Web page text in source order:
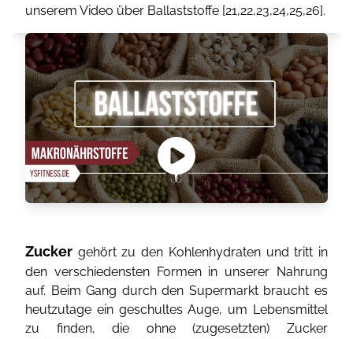
unserem Video über Ballaststoffe [21,22,23,24,25,26].
Zucker gehört zu den Kohlenhydraten und tritt in
den verschiedensten Formen in unserer Nahrung
auf. Beim Gang durch den Supermarkt braucht es
heutzutage ein geschultes Auge, um Lebensmittel
zu finden, die ohne (zugesetzten) Zucker